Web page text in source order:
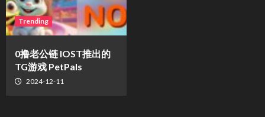
Trending
0撸老公链 IOST推出的
TG游戏 PetPals
2024-12-11